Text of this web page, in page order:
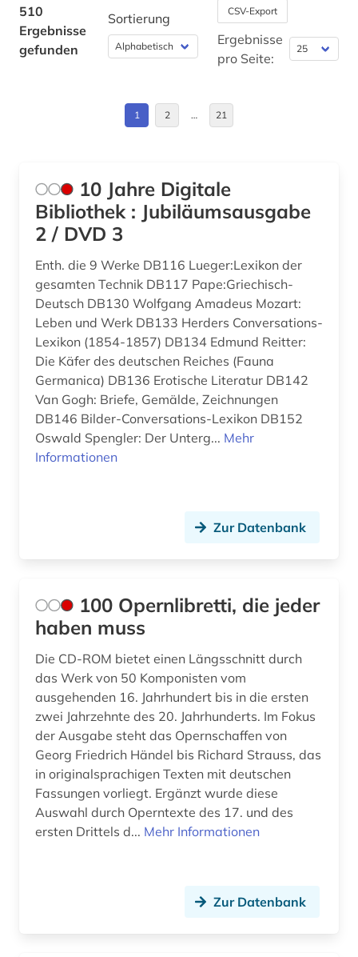
bargheer (1)
bayerische staatsbibliothek (2)
beethoven (2)
behinderung (1)
berlin (1)
betriebswirtschaftslehre (1)
bibel (1)
bibliografie (24)
bibliografie 1907-2005 (1)
bibliographie (35)
bildung (1)
biografie (13)
biografien 1901 - 2000 (1)
biografin (1)
biographie (16)
biographien (1)
bittinger (1)
brahms (2)
Jugoslawien (1)
Norwegen (2)
Oesterreich (11)
Osmanisches Reich (1)
Ostasien (1)
Polen (1)
Rumänien (1)
Sachsen (1)
Schweiz (16)
Serbien (1)
Spanien (4)
Suedasien (1)
Tschechische Republik (3)
Tuerkei (1)
USA (12)
510
Ergebnisse
gefunden
Sortierung CSV-Export
Ergebnisse
pro Seite:
1 2 … 21
10 Jahre Digitale
Bibliothek : Jubiläumsausgabe
2 / DVD 3
Enth. die 9 Werke DB116 Lueger:Lexikon der
gesamten Technik DB117 Pape:Griechisch-
Deutsch DB130 Wolfgang Amadeus Mozart:
Leben und Werk DB133 Herders Conversations-
Lexikon (1854-1857) DB134 Edmund Reitter:
Die Käfer des deutschen Reiches (Fauna
Germanica) DB136 Erotische Literatur DB142
Van Gogh: Briefe, Gemälde, Zeichnungen
DB146 Bilder-Conversations-Lexikon DB152
Oswald Spengler: Der Unterg... Mehr
Informationen
Zur Datenbank
100 Opernlibretti, die jeder
haben muss
Die CD-ROM bietet einen Längsschnitt durch
das Werk von 50 Komponisten vom
ausgehenden 16. Jahrhundert bis in die ersten
zwei Jahrzehnte des 20. Jahrhunderts. Im Fokus
der Ausgabe steht das Opernschaffen von
Georg Friedrich Händel bis Richard Strauss, das
in originalsprachigen Texten mit deutschen
Fassungen vorliegt. Ergänzt wurde diese
Auswahl durch Operntexte des 17. und des
ersten Drittels d... Mehr Informationen
Zur Datenbank